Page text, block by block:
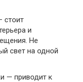
стоит
и
Не
свет на одной
— приводит к